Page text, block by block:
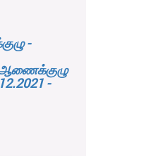
-
ஆணைக்குழு
-